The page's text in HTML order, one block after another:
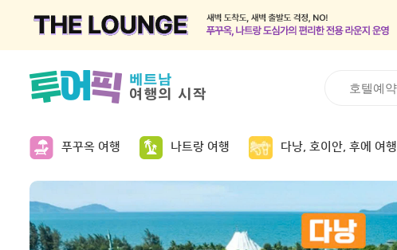
푸꾸옥 여행 나트랑 여행 다낭, 호이안, 후에 여행